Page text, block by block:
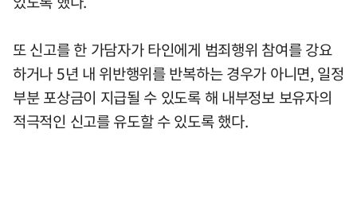
또 신고를 한 가담자가 타인에게 범죄행위 참여를 강요
하거나 5년 내 위반행위를 반복하는 경우가 아니면, 일정
부분 포상금이 지급될 수 있도록 해 내부정보 보유자의
적극적인 신고를 유도할 수 있도록 했다.